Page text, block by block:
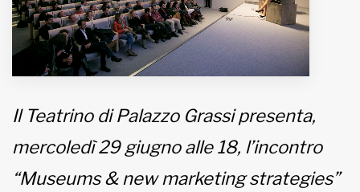
Iscriviti alla newsletter
www.viveremilano.info
Bernardis
Imbonati, 89 20159 Milano (Italia)
Il Teatrino di Palazzo Grassi presenta,
mercoledì 29 giugno alle 18, l’incontro
“Museums & new marketing strategies”